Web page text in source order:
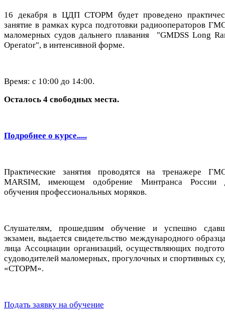
16 декабря в ЦДП СТОРМ будет проведено
занятие в рамках курса подготовки радиооператоров
маломерных судов дальнего плавания "GMDSS Long
Operator", в интенсивной форме.
Время: с 10:00 до 14:00.
Осталось 4 свободных места.
Подробнее о курсе.....
Практические занятия проводятся на тренажере
MARSIM, имеющем одобрение Минтранса России
обучения профессиональных моряков.
Слушателям, прошедшим обучение и успешно
экзамен, выдается свидетельство международного
лица Ассоциации организаций, осуществляющих
судоводителей маломерных, прогулочных и спортивных
«СТОРМ».
Подать заявку на обучение